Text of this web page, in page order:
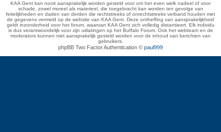
KAA Gent kan nooit aansprakelijk worden gesteld voor om het even welk nadeel of voor
schade, zowel moreel als materieel, die toegebracht kan worden ten gevolge van
feitelijkheden en daden van derden die rechtstreeks of onrechtstreeks verband houden met
de gegevens vermeld op de website van KAA Gent. Deze ontheffing van aansprakelijkheid
geldt inzonderheid voor het forum, waarvan KAA Gent zich volledig distantieert. Elk individu
is dus verantwoordelijk voor zijn uitlatingen op het Buffalo Forum. Ook het webteam en de
moderators kunnen niet aansprakelijk gesteld worden voor de inhoud van berichten van
gebruikers.
phpBB Two Factor Authentication © paul999